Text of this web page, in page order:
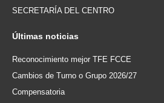
SECRETARÍA DEL CENTRO
Últimas noticias
Reconocimiento mejor TFE FCCE
Cambios de Turno o Grupo 2026/27
Compensatoria